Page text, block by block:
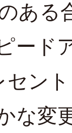
ある
ード
セン
な変